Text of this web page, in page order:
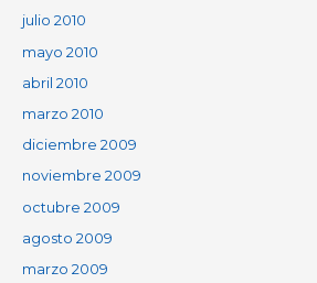
julio 2010
mayo 2010
abril 2010
marzo 2010
diciembre 2009
noviembre 2009
octubre 2009
agosto 2009
marzo 2009